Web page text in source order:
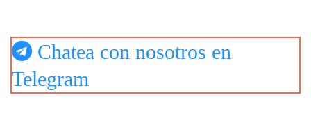
Chatea con nosotros en
Telegram